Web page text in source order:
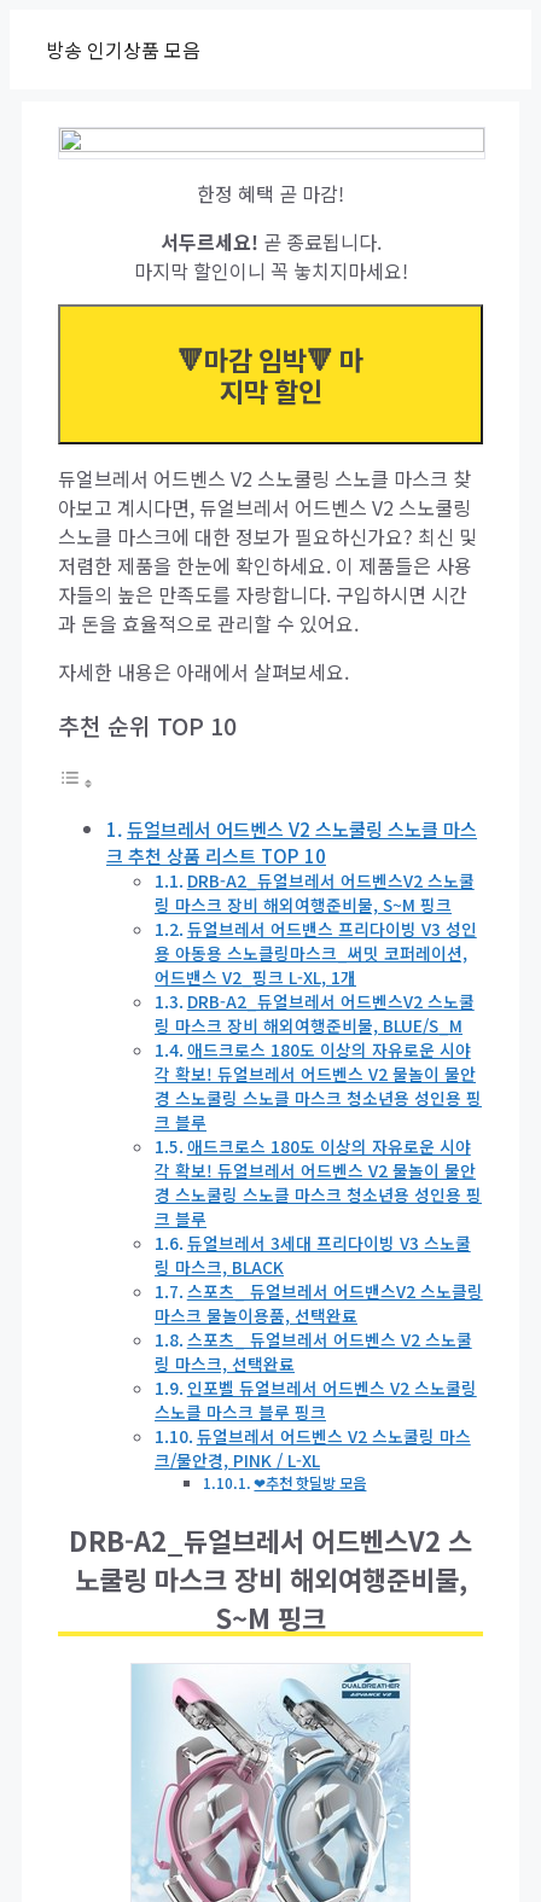
방송 인기상품 모음
한정 혜택 곧 마감!
서두르세요! 곧 종료됩니다.
마지막 할인이니 꼭 놓치지마세요!
🔻마감 임박🔻 마
지막 할인
듀얼브레서 어드벤스 V2 스노쿨링 스노클 마스크 찾
아보고 계시다면, 듀얼브레서 어드벤스 V2 스노쿨링
스노클 마스크에 대한 정보가 필요하신가요? 최신 및
저렴한 제품을 한눈에 확인하세요. 이 제품들은 사용
자들의 높은 만족도를 자랑합니다. 구입하시면 시간
과 돈을 효율적으로 관리할 수 있어요.
자세한 내용은 아래에서 살펴보세요.
추천 순위 TOP 10
듀얼브레서 어드벤스 V2 스노쿨링 스노클 마스
크 추천 상품 리스트 TOP 10
DRB-A2_듀얼브레서 어드벤스V2 스노쿨
링 마스크 장비 해외여행준비물, S~M 핑크
듀얼브레서 어드밴스 프리다이빙 V3 성인
용 아동용 스노클링마스크_써밋 코퍼레이션,
어드밴스 V2_핑크 L-XL, 1개
DRB-A2_듀얼브레서 어드벤스V2 스노쿨
링 마스크 장비 해외여행준비물, BLUE/S_M
애드크로스 180도 이상의 자유로운 시야
각 확보! 듀얼브레서 어드벤스 V2 물놀이 물안
경 스노쿨링 스노클 마스크 청소년용 성인용 핑
크 블루
애드크로스 180도 이상의 자유로운 시야
각 확보! 듀얼브레서 어드벤스 V2 물놀이 물안
경 스노쿨링 스노클 마스크 청소년용 성인용 핑
크 블루
듀얼브레서 3세대 프리다이빙 V3 스노쿨
링 마스크, BLACK
스포츠_ 듀얼브레서 어드밴스V2 스노클링
마스크 물놀이용품, 선택완료
스포츠_ 듀얼브레서 어드벤스 V2 스노쿨
링 마스크, 선택완료
인포벨 듀얼브레서 어드벤스 V2 스노쿨링
스노클 마스크 블루 핑크
듀얼브레서 어드벤스 V2 스노쿨링 마스
크/물안경, PINK / L-XL
❤추천 핫딜방 모음
DRB-A2_듀얼브레서 어드벤스V2 스
노쿨링 마스크 장비 해외여행준비물,
S~M 핑크